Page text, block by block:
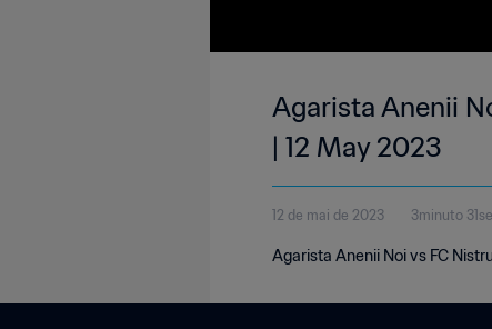
Agarista Anenii
| 12 May 2023
12 de mai de 2023 3minuto
Agarista Anenii Noi vs FC